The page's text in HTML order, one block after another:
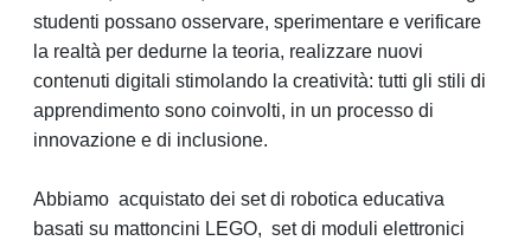
studenti possano osservare, sperimentare e verificare
la realtà per dedurne la teoria, realizzare nuovi
contenuti digitali stimolando la creatività: tutti gli stili di
apprendimento sono coinvolti, in un processo di
innovazione e di inclusione.
Abbiamo acquistato dei set di robotica educativa
basati su mattoncini LEGO, set di moduli elettronici